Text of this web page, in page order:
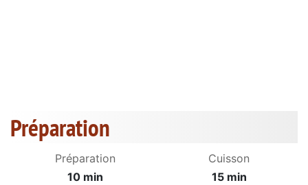
Préparation
Préparation
10 min
Cuisson
15 min